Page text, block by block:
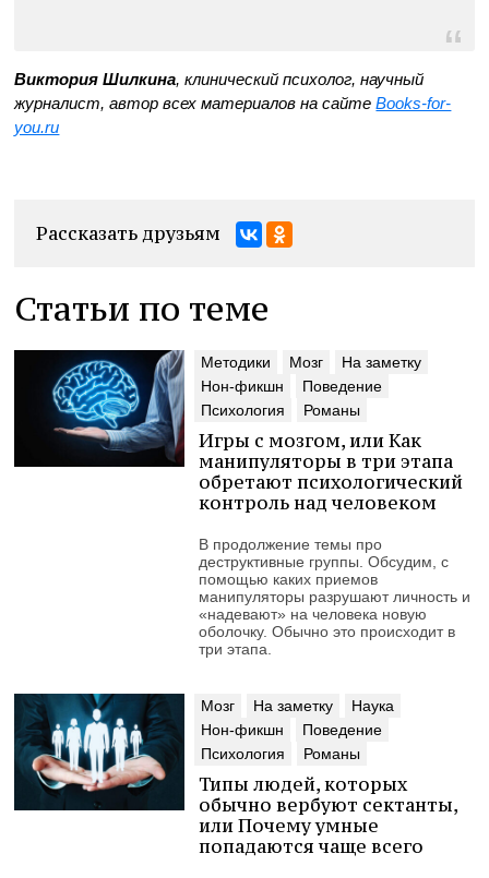
Виктория Шилкина, клинический психолог, научный
журналист, автор всех материалов на сайте Books-for-
you.ru
Рассказать друзьям
Статьи по теме
Методики Мозг
На заметку
Нон-фикшн
Поведение
Психология
Романы
Игры с мозгом, или Как
манипуляторы в три этапа
обретают психологический
контроль над человеком
В продолжение темы про
деструктивные группы. Обсудим, с
помощью каких приемов
манипуляторы разрушают личность и
«надевают» на человека новую
оболочку. Обычно это происходит в
три этапа.
Мозг На заметку
Наука
Нон-фикшн
Поведение
Психология
Романы
Типы людей, которых
обычно вербуют сектанты,
или Почему умные
попадаются чаще всего